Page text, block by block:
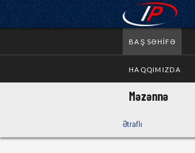
BAŞ SƏHIFƏ
HAQQIMIZDA
Məzənnə
Ətraflı